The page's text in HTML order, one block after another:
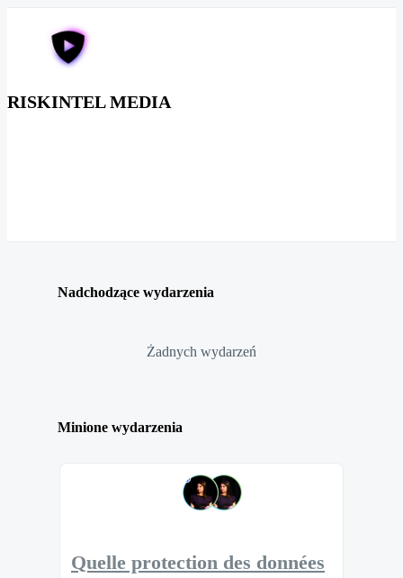
RISKINTEL MEDIA
Nadchodzące wydarzenia
Żadnych wydarzeń
Minione wydarzenia
Quelle protection des données